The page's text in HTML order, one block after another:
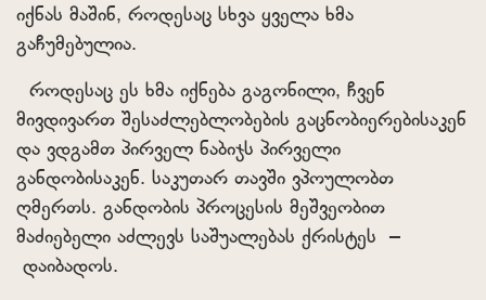
იქნას მაშინ, როდესაც სხვა ყველა ხმა
გაჩუმებულია.
როდესაც ეს ხმა იქნება გაგონილი, ჩვენ
მივდივართ შესაძლებლობების გაცნობიერებისაკენ
და ვდგამთ პირველ ნაბიჯს პირველი
განდობისაკენ. საკუთარ თავში ვპოულობთ
ღმერთს. განდობის პროცესის მეშვეობით
მაძიებელი აძლევს საშუალებას ქრისტეს –
დაიბადოს.